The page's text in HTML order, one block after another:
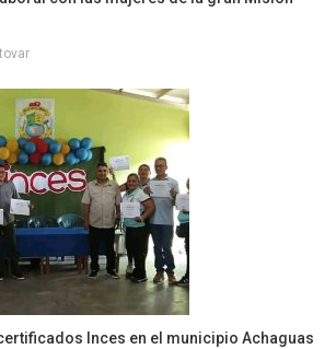
Inces en el municipio Achaguas